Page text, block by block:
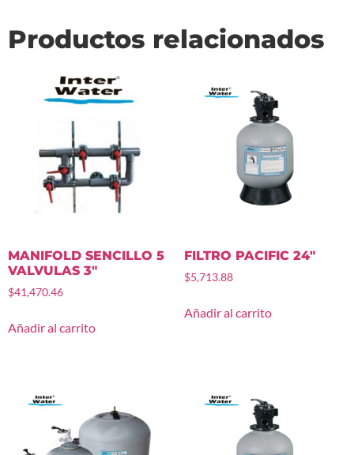
Productos relacionados
MANIFOLD SENCILLO 5
VALVULAS 3″
$41,470.46
Añadir al carrito
FILTRO PACIFIC 24″
$5,713.88
Añadir al carrito